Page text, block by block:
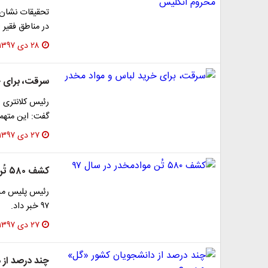
تحقیقات
در مناطق
۲۸ دی ۱۳۹۷
سرقت، برای
گفت: این متهمان به ۱۱ فقره سرقت
۲۷ دی ۱۳۹۷
کشف ۵۸۰ تُن موادمخدر در سال ۹۷
۹۷ خبر داد.
۲۷ دی ۱۳۹۷
چند درصد